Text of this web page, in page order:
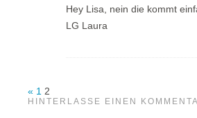
Hey Lisa, nein die kommt
LG Laura
« 1 2
HINTERLASSE EINEN